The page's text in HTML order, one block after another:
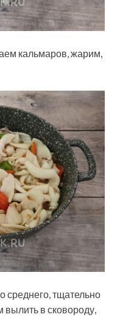
кальмаров, жарим,
среднего, тщательно
в сковороду,